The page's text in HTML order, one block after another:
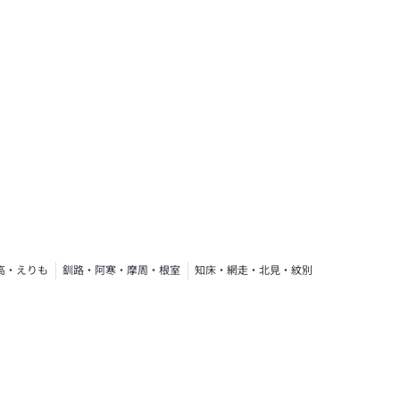
・えりも 釧路・阿寒・摩周・根室
知床・網走・北見・紋別